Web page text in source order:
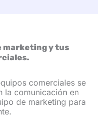
marketing y tus
comerciales se
la comunicación en
de marketing para